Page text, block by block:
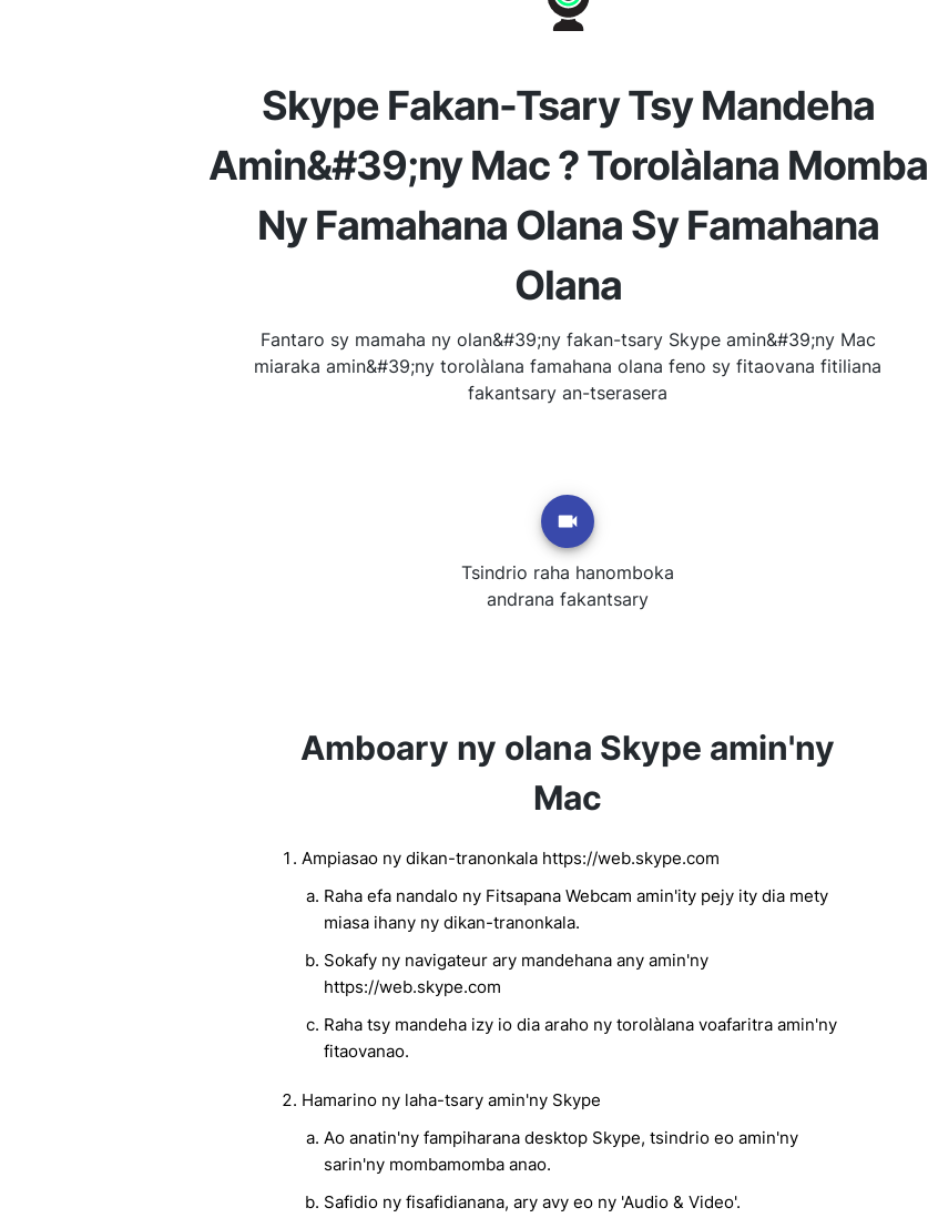
Skype Fakan-Tsary Tsy Mandeha
Amin&#39;ny Mac ? Torolàlana Momba
Ny Famahana Olana Sy Famahana
Olana
Fantaro sy mamaha ny olan&#39;ny fakan-tsary Skype amin&#39;ny Mac
miaraka amin&#39;ny torolàlana famahana olana feno sy fitaovana fitiliana
fakantsary an-tserasera
Tsindrio raha hanomboka
andrana fakantsary
Amboary ny olana Skype amin'ny
Mac
Ampiasao ny dikan-tranonkala https://web.skype.com
Raha efa nandalo ny Fitsapana Webcam amin'ity pejy ity dia mety
miasa ihany ny dikan-tranonkala.
Sokafy ny navigateur ary mandehana any amin'ny
https://web.skype.com
Raha tsy mandeha izy io dia araho ny torolàlana voafaritra amin'ny
fitaovanao.
Hamarino ny laha-tsary amin'ny Skype
Ao anatin'ny fampiharana desktop Skype, tsindrio eo amin'ny
sarin'ny mombamomba anao.
Safidio ny fisafidianana, ary avy eo ny 'Audio & Video'.